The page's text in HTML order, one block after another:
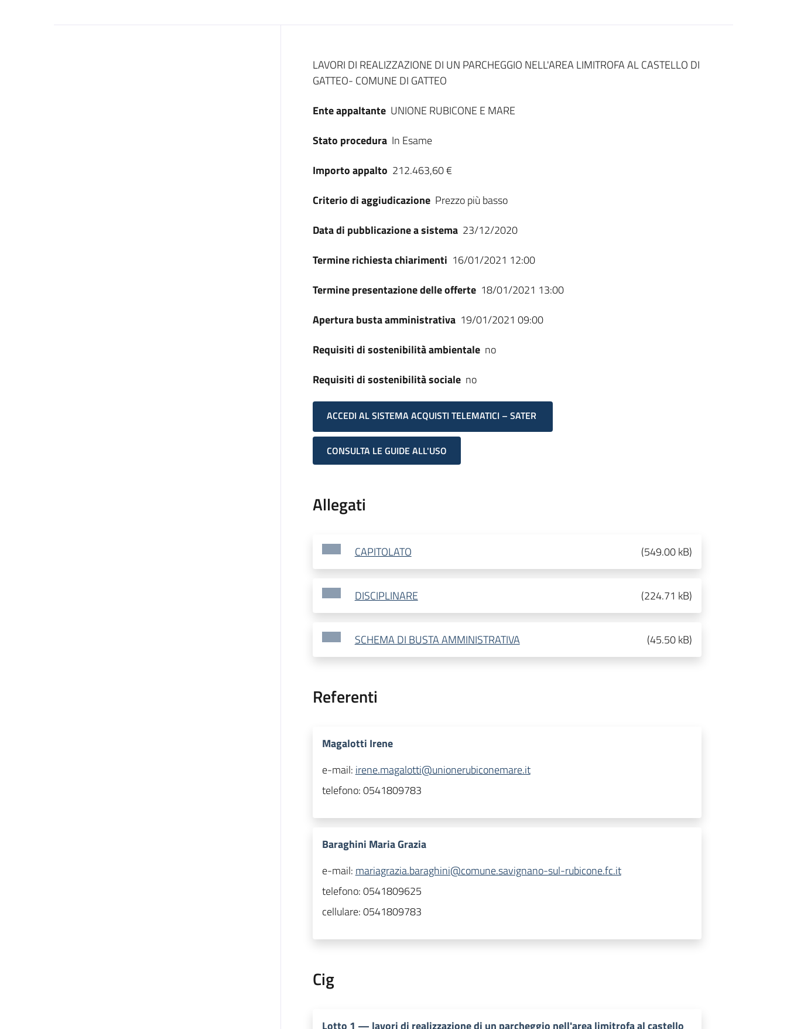
Dati del bando
LAVORI DI REALIZZAZIONE DI UN PARCHEGGIO NELL'AREA LIMITROFA AL CASTELLO DI
GATTEO- COMUNE DI GATTEO
Ente appaltante UNIONE RUBICONE E MARE
Stato procedura In Esame
Importo appalto 212.463,60 €
Criterio di aggiudicazione Prezzo più basso
Data di pubblicazione a sistema 23/12/2020
Termine richiesta chiarimenti 16/01/2021 12:00
Termine presentazione delle offerte 18/01/2021 13:00
Apertura busta amministrativa 19/01/2021 09:00
Requisiti di sostenibilità ambientale no
Requisiti di sostenibilità sociale no
ACCEDI AL SISTEMA ACQUISTI TELEMATICI – SATER
CONSULTA LE GUIDE ALL'USO
Allegati
CAPITOLATO (549.00 kB)
DISCIPLINARE (224.71 kB)
SCHEMA DI BUSTA AMMINISTRATIVA (45.50 kB)
Referenti
Magalotti Irene
e-mail: irene.magalotti@unionerubiconemare.it
telefono:0541809783
Baraghini Maria Grazia
e-mail: mariagrazia.baraghini@comune.savignano-sul-rubicone.fc.it
telefono:0541809625
cellulare:0541809783
Cig